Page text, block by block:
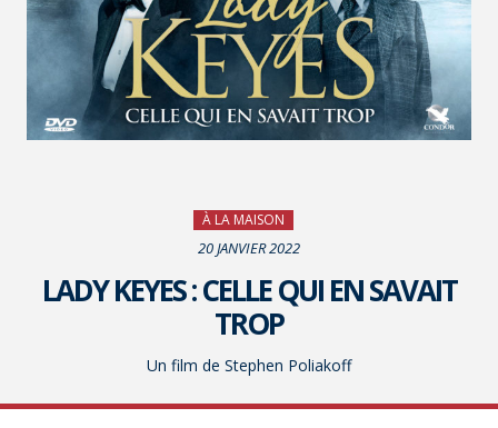
À LA MAISON
20 JANVIER 2022
LADY KEYES : CELLE QUI EN SAVAIT
TROP
Un film de Stephen Poliakoff